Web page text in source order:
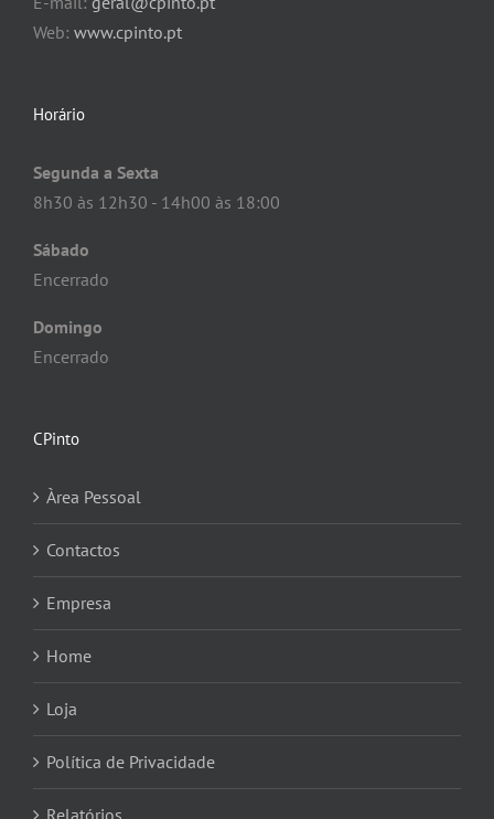
Web: www.cpinto.pt
Horário
Segunda a Sexta
8h30 às 12h30 - 14h00 às 18:00
Sábado
Encerrado
Domingo
Encerrado
CPinto
Àrea Pessoal
Contactos
Empresa
Home
Loja
Política de Privacidade
Relatórios